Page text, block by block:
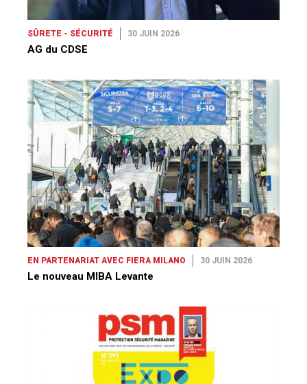
SÛRETE - SÉCURITÉ 30 JUIN 2026
AG du CDSE
EN PARTENARIAT AVEC FIERA MILANO 30 JUIN 2026
Le nouveau MIBA Levante